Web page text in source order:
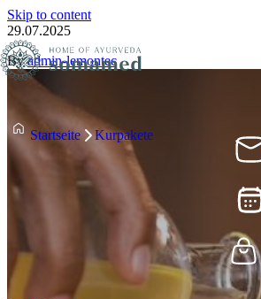
Skip to content
29.07.2025
By admin-lemontec
Startseite Kurpakete